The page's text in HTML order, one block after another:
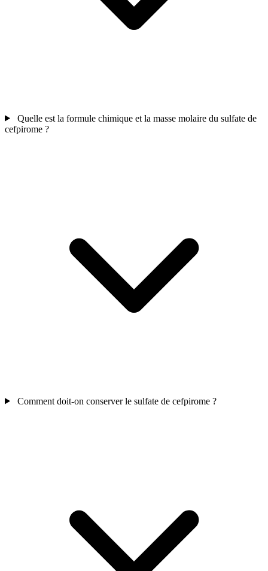
Quelle est la formule chimique et la masse molaire du sulfate de
cefpirome ?
Comment doit-on conserver le sulfate de cefpirome ?